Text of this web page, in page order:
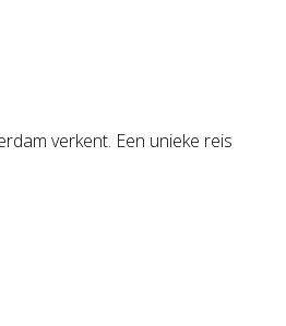
verkent. Een unieke reis